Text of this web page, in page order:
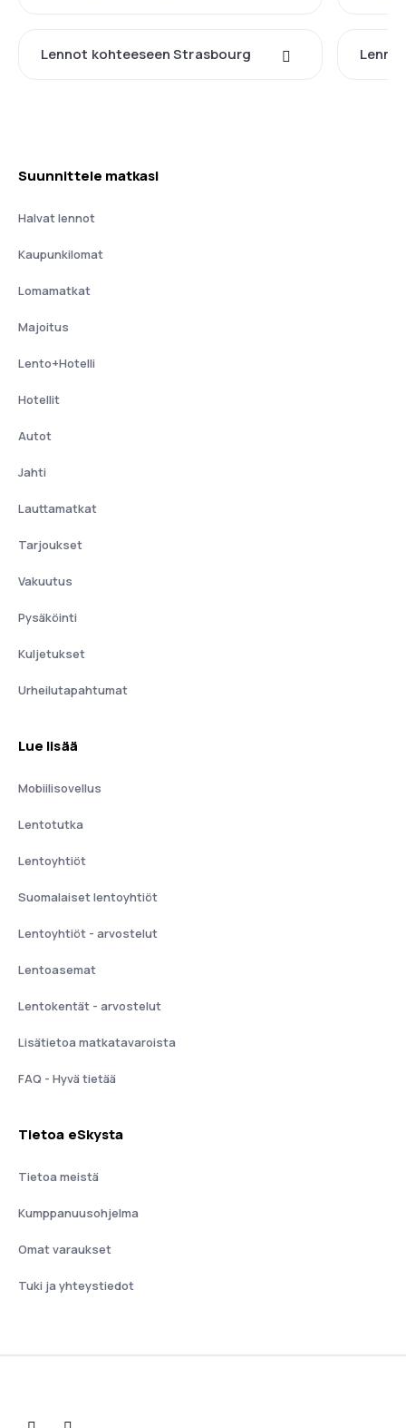
Lennot kohteeseen Strasbourg
Suunnittele matkasi
Halvat lennot
Kaupunkilomat
Lomamatkat
Majoitus
Lento+Hotelli
Hotellit
Autot
Jahti
Lauttamatkat
Tarjoukset
Vakuutus
Pysäköinti
Kuljetukset
Urheilutapahtumat
Lue lisää
Mobiilisovellus
Lentotutka
Lentoyhtiöt
Suomalaiset lentoyhtiöt
Lentoyhtiöt - arvostelut
Lentoasemat
Lentokentät - arvostelut
Lisätietoa matkatavaroista
FAQ - Hyvä tietää
Tietoa eSkysta
Tietoa meistä
Kumppanuusohjelma
Omat varaukset
Tuki ja yhteystiedot